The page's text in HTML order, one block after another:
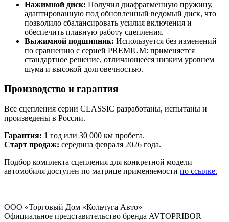
Нажимной диск: Получил диафрагменную пружину,
адаптированную под обновленный ведомый диск, что
позволило сбалансировать усилия включения и
обеспечить плавную работу сцепления.
Выжимной подшипник: Используется без изменений
по сравнению с серией PREMIUM: применяется
стандартное решение, отличающееся низким уровнем
шума и высокой долговечностью.
Производство и гарантия
Все сцепления серии CLASSIC разработаны, испытаны и
произведены в России.
Гарантия: 1 год или 30 000 км пробега.
Старт продаж: середина февраля 2026 года.
Подбор комплекта сцепления для конкретной модели
автомобиля доступен по матрице применяемости по ссылке.
ООО «Торговый Дом «Кольчуга Авто»
Официальное представительство бренда AVTOPRIBOR